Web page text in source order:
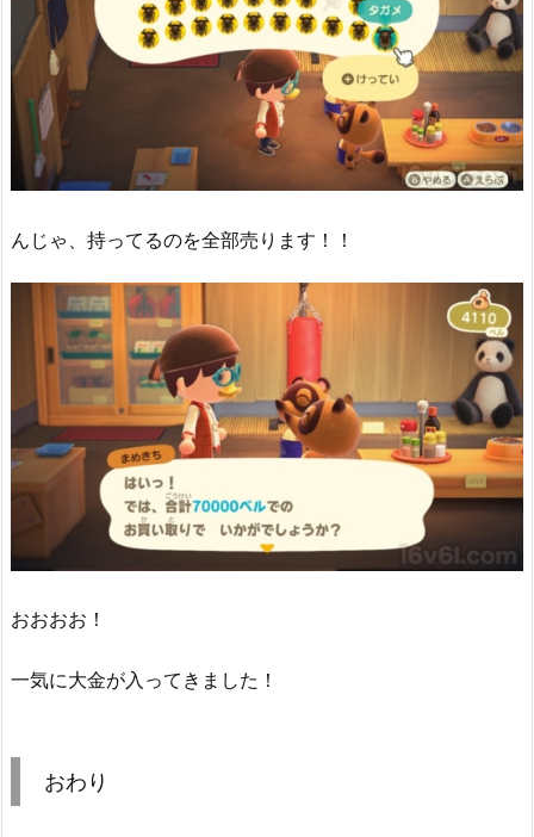
んじゃ、持ってるのを全部売ります！！
おおおお！
一気に大金が入ってきました！
おわり